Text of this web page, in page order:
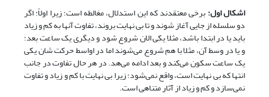
اشکال اول:برخی معتقدند که این استدلال، مغالطه است؛ زیرا اولاً: اگر
دو سلسله از جایی آغاز شوند و تا بی نهایت بروند، تفاوت آنها به کم و زیاد
باید یا در ابتدا باشد، مثلا یکی الان شروع شود و دیگری یک ساعت بعد؛
و یا در وسط آن، مثلا با هم شروع می‌شوند اما در اواسط حرکت شان یکی
یک ساعت سکون می‌کند و بعد ادامه می‌هد. در هر حال تفاوت در جانب
انتها که بی نهایت است، واقع نمی‌شود؛ زیرا بی نهایت با کم و زیاد و تفاوت
نمی‌سازد و کم و زیاد از آثار متناهی است.